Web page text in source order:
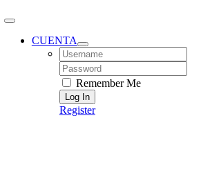
CUENTA
Username:
Password:
Remember Me
Register